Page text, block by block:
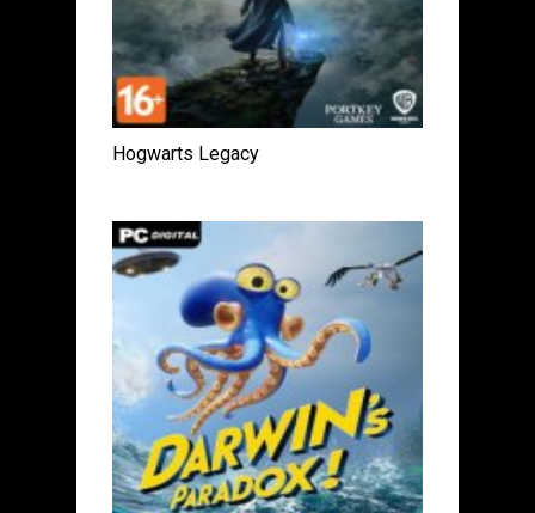
Hogwarts Legacy